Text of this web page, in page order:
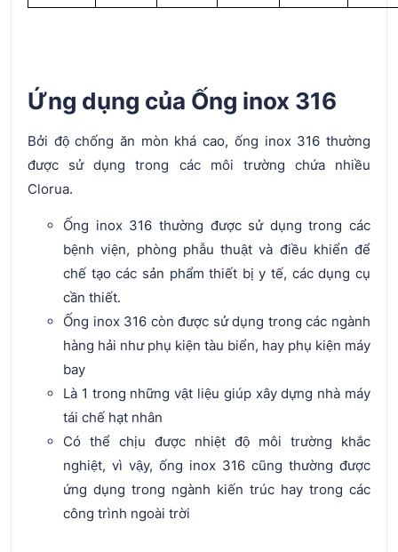
Ứng dụng của Ống inox 316
Bởi độ chống ăn mòn khá cao, ống inox 316 thường
được sử dụng trong các môi trường chứa nhiều
Clorua.
Ống inox 316 thường được sử dụng trong các
bệnh viện, phòng phẫu thuật và điều khiển để
chế tạo các sản phẩm thiết bị y tế, các dụng cụ
cần thiết.
Ống inox 316 còn được sử dụng trong các ngành
hàng hải như phụ kiện tàu biển, hay phụ kiện máy
bay
Là 1 trong những vật liệu giúp xây dựng nhà máy
tái chế hạt nhân
Có thể chịu được nhiệt độ môi trường khắc
nghiệt, vì vậy, ống inox 316 cũng thường được
ứng dụng trong ngành kiến trúc hay trong các
công trình ngoài trời